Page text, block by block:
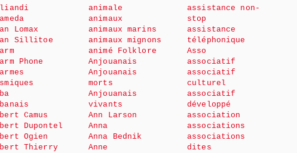
Lomax
Sillitoe
Phone
Camus
Dupontel
Ogien
Thierry
animale
animaux
animaux marins
animaux mignons
animé Folklore
Anjouanais
Anjouanais
morts
Anjouanais
vivants
Ann Larson
Anna
Anna Bednik
Anne
assistance non-
stop
assistance
téléphonique
Asso
associatif
associatif
culturel
associatif
développé
association
associations
associations
dites